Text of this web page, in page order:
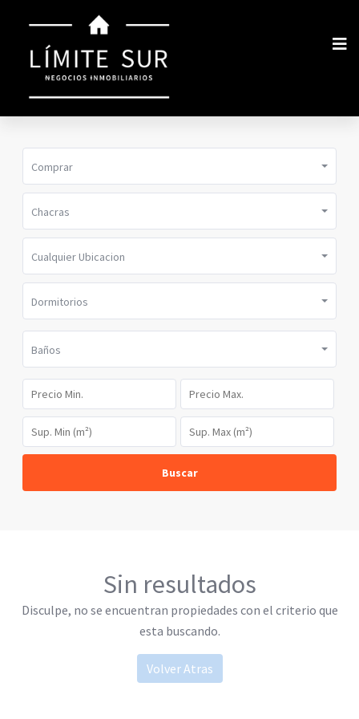
Comprar
Chacras
Cualquier Ubicacion
Dormitorios
Baños
Buscar
Sin resultados
Disculpe, no se encuentran propiedades con el criterio que
esta buscando.
Volver Atras